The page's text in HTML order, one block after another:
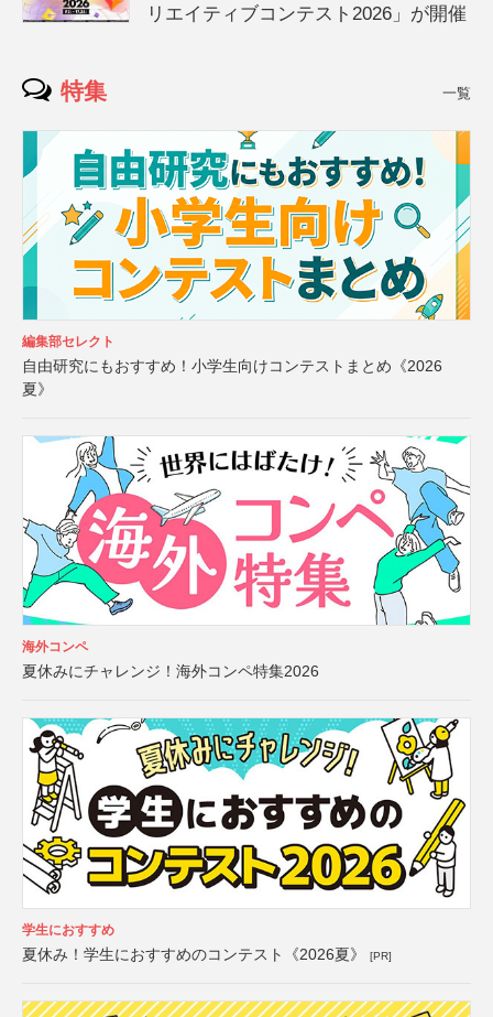
リエイティブコンテスト2026」が開催
特集 一覧
編集部セレクト
自由研究にもおすすめ！小学生向けコンテストまとめ《2026
夏》
海外コンペ
夏休みにチャレンジ！海外コンペ特集2026
学生におすすめ
夏休み！学生におすすめのコンテスト《2026夏》 [PR]